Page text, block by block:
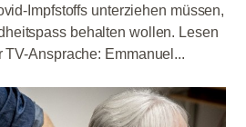
Impfstoffs unterziehen müssen,
behalten wollen. Lesen
TV-Ansprache: Emmanuel...